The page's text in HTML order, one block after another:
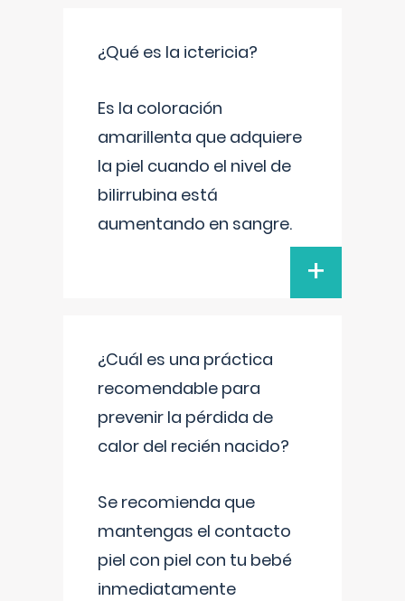
¿Qué es la ictericia?
Es la coloración
amarillenta que adquiere
la piel cuando el nivel de
bilirrubina está
aumentando en sangre.
+
¿Cuál es una práctica
recomendable para
prevenir la pérdida de
calor del recién nacido?
Se recomienda que
mantengas el contacto
piel con piel con tu bebé
inmediatamente